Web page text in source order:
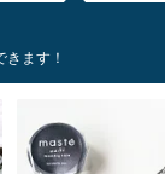
ます！